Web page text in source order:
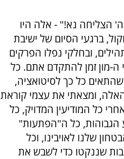
הצליחה נא!" - אלה היו
ברגעי הסיום של ישיבת
ובחלקי נפלו הפרקים
מון זמן להתקדם אתם. כל
כל כך לסיטואציה,
ומצאתי את עצמי קוראת
כל המודיעין המדויק, כל
הגבוהות, כל ה"הפתעות"
שלנו לאויבינו, וכל
שננקטו כדי לשבש את